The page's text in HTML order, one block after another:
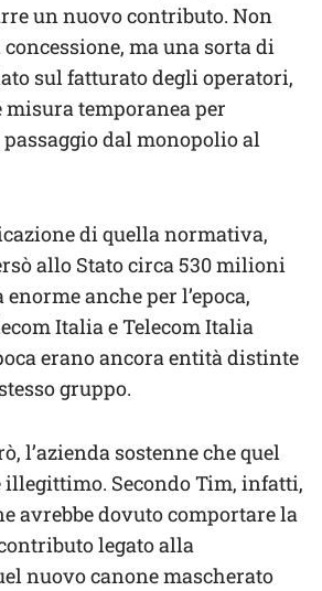
un nuovo contributo. Non
ma una sorta di
sul fatturato degli operatori,
temporanea per
dal monopolio al
di quella normativa,
allo Stato circa 530 milioni
anche per l’epoca,
Italia e Telecom Italia
erano ancora entità distinte
gruppo.
l’azienda sostenne che quel
illegittimo. Secondo Tim, infatti,
avrebbe dovuto comportare la
legato alla
nuovo canone mascherato